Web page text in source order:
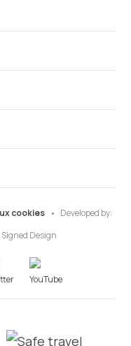
cookies
Developed by:
Signed Design